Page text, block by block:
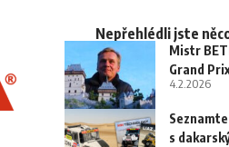
Nepřehlédli jste
Mistr
Grand
4.2.2026
s